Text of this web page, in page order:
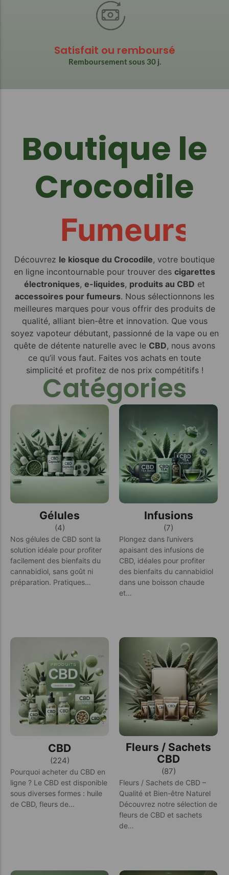
Satisfait ou remboursé
Remboursement sous 30 j.
Boutique le
Crocodile
Fumeurs
Découvrez le kiosque du Crocodile, votre boutique
en ligne incontournable pour trouver des cigarettes
électroniques, e-liquides, produits au CBD et
accessoires pour fumeurs. Nous sélectionnons les
meilleures marques pour vous offrir des produits de
qualité, alliant bien-être et innovation. Que vous
soyez vapoteur débutant, passionné de la vape ou en
quête de détente naturelle avec le CBD, nous avons
ce qu’il vous faut. Faites vos achats en toute
simplicité et profitez de nos prix compétitifs !
Catégories
Gélules
(4)
Nos gélules de CBD sont la
solution idéale pour profiter
facilement des bienfaits du
cannabidiol, sans goût ni
préparation. Pratiques…
Infusions
(7)
Plongez dans l’univers
apaisant des infusions de
CBD, idéales pour profiter
des bienfaits du cannabidiol
dans une boisson chaude
et…
CBD
(224)
Pourquoi acheter du CBD en
ligne ? Le CBD est disponible
sous diverses formes : huile
de CBD, fleurs de…
Fleurs / Sachets
CBD
(87)
Fleurs / Sachets de CBD –
Qualité et Bien-être Naturel
Découvrez notre sélection de
fleurs de CBD et sachets
de…